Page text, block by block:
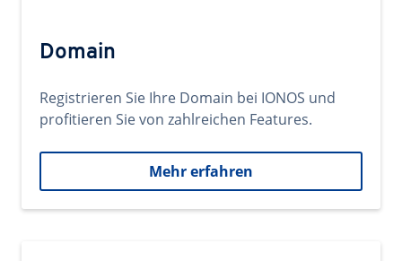
Domain
Registrieren Sie Ihre Domain bei IONOS und
profitieren Sie von zahlreichen Features.
Mehr erfahren